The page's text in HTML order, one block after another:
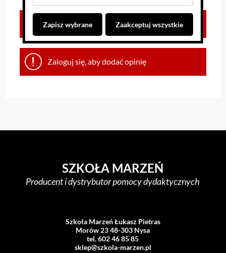
Brak opinii dla towaru
Zaloguj się, aby dodać opinię
SZKOŁA MARZEŃ
Producent i dystrybutor pomocy dydaktycznych
Szkoła Marzeń Łukasz Pietras
Morów 23 48-303 Nysa
tel. 602 46 85 85
sklep@szkola-marzen.pl
Zapisz wybrane Zaakceptuj wszystkie